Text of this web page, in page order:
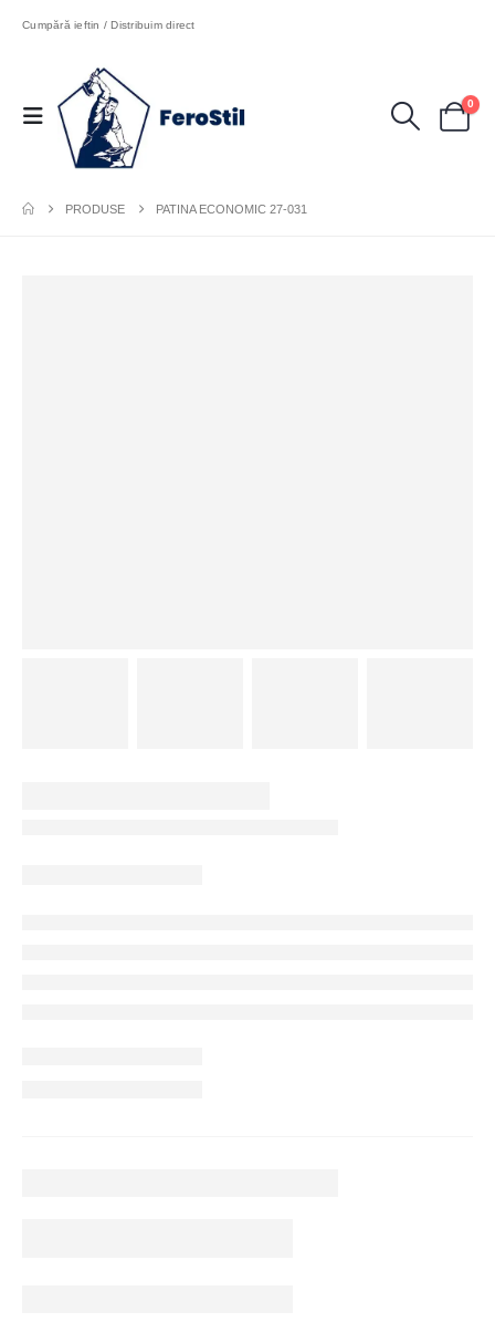
Cumpără ieftin / Distribuim direct
0
PRODUSE PATINA ECONOMIC 27-031